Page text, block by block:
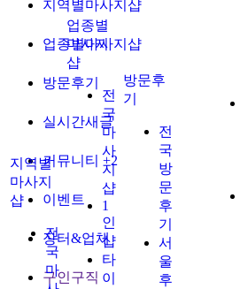
지역별마사지샵
업종별마사지샵
방문후기
실시간새글
커뮤니티 +2
이벤트
장터&업체
구인구직
지역별
마사지
샵
전
국
마
업종별
마사지
샵
전
국
마
사
지
샵
1
인
샵
타
이
방문후
기
전
국
방
문
후
기
서
울
후